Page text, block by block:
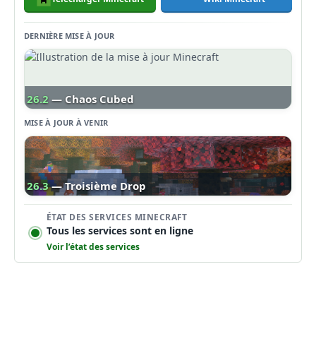
DERNIÈRE MISE À JOUR
26.2 — Chaos Cubed
MISE À JOUR À VENIR
26.3 — Troisième Drop
ÉTAT DES SERVICES MINECRAFT
Tous les services sont en ligne
Voir l’état des services